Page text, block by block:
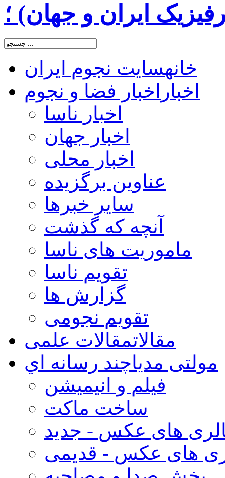
ایران و جهان) ؛
خانهسایت نجوم ایران
اخبار اخبار فضا و نجوم
اخبار ناسا
اخبار جهان
اخبار محلی
عناوین برگزیده
سایر خبرها
آنچه که گذشت
ماموریت های ناسا
تقویم ناسا
گزارش ها
تقویم نجومی
مقالاتمقالات علمی
مولتی مدیاچند رسانه اي
فیلم و انیمیشن
ساخت ماکت
های عکس - جدید
های عکس - قدیمی